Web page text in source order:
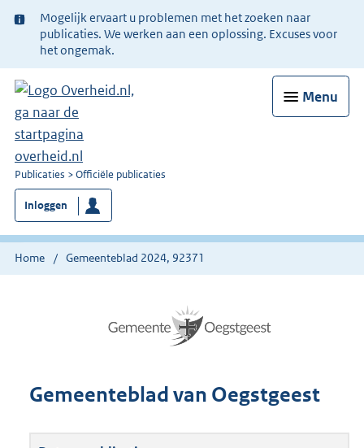
Ter
informatie:
Mogelijk ervaart u problemen met het zoeken naar
publicaties. We werken aan een oplossing. Excuses voor
het ongemak.
Menu
U
bent
nu
hier:
Publicaties Officiële publicaties
Inloggen
Home Gemeenteblad 2024, 92371
Gemeenteblad van Oegstgeest